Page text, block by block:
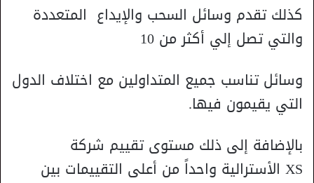
كذلك تقدم وسائل السحب والإيداع المتعددة
والتي تصل إلي أكثر من 10
وسائل تناسب جميع المتداولين مع اختلاف الدول
التي يقيمون فيها.
بالإضافة إلى ذلك مستوى تقييم شركة
XS الأسترالية واحداً من أعلى التقييمات بين